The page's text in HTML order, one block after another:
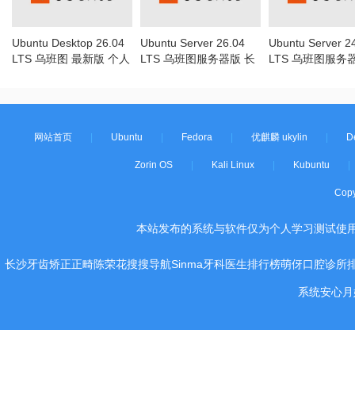
Ubuntu Desktop 26.04
LTS 乌班图 最新版 个人
Ubuntu Server 26.04
LTS 乌班图服务器版 长
Ubuntu Server
LTS 乌班图服务
网站首页 Ubuntu Fedora 优麒麟 ukylin
Zorin OS Kali Linux Kubuntu
本站发布的系统与软件仅为个人学习测试使
长沙牙齿矫正正畸陈荣花搜搜导航Sinma牙科医生排行榜萌伢口腔诊所
系统安心